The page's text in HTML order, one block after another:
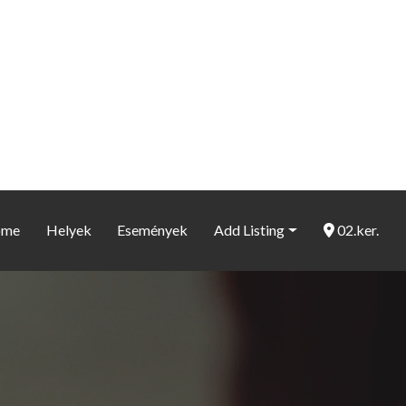
Helyek Események Add Listing 02.ker.